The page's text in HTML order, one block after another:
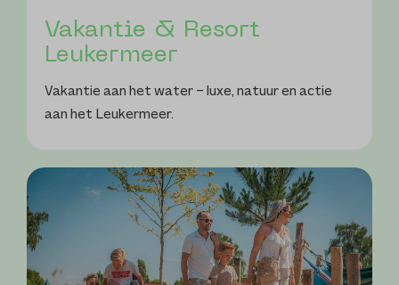
Vakantie & Resort
Leukermeer
Vakantie aan het water – luxe, natuur en actie
aan het Leukermeer.